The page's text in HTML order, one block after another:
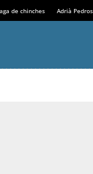
de chinches Adrià